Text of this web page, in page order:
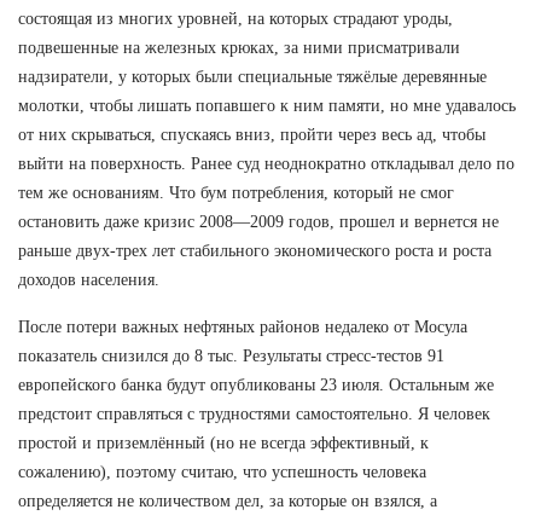
состоящая из многих уровней, на которых страдают уроды,
подвешенные на железных крюках, за ними присматривали
надзиратели, у которых были специальные тяжёлые деревянные
молотки, чтобы лишать попавшего к ним памяти, но мне удавалось
от них скрываться, спускаясь вниз, пройти через весь ад, чтобы
выйти на поверхность. Ранее суд неоднократно откладывал дело по
тем же основаниям. Что бум потребления, который не смог
остановить даже кризис 2008—2009 годов, прошел и вернется не
раньше двух-трех лет стабильного экономического роста и роста
доходов населения.
После потери важных нефтяных районов недалеко от Мосула
показатель снизился до 8 тыс. Результаты стресс-тестов 91
европейского банка будут опубликованы 23 июля. Остальным же
предстоит справляться с трудностями самостоятельно. Я человек
простой и приземлённый (но не всегда эффективный, к
сожалению), поэтому считаю, что успешность человека
определяется не количеством дел, за которые он взялся, а